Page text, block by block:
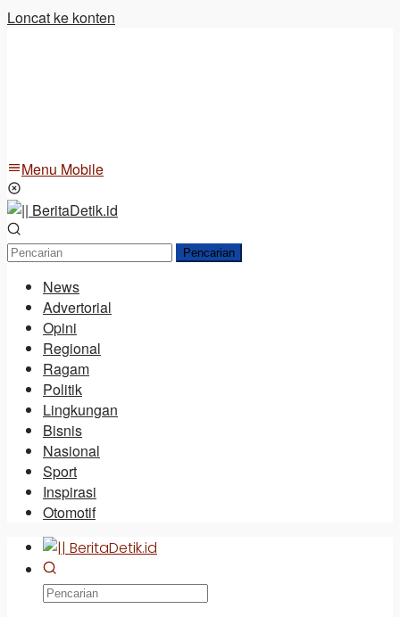
Loncat ke konten
Menu Mobile
Pencarian
News
Advertorial
Opini
Regional
Ragam
Politik
Lingkungan
Bisnis
Nasional
Sport
Inspirasi
Otomotif